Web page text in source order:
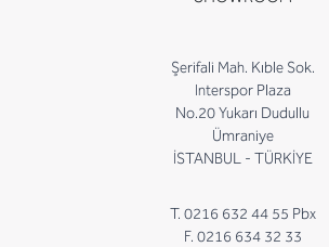
Şerifali Mah. Kıble Sok.
Interspor Plaza
No.20 Yukarı Dudullu
Ümraniye
İSTANBUL - TÜRKİYE
T. 0216 632 44 55 Pbx
F. 0216 634 32 33